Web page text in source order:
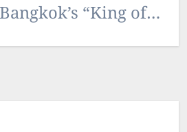
“King of
the…